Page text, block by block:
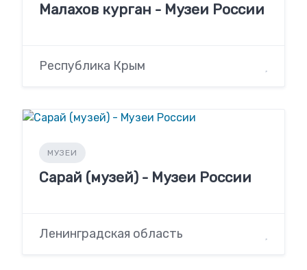
Малахов курган - Музеи России
Республика Крым
МУЗЕИ
Сарай (музей) - Музеи России
Ленинградская область